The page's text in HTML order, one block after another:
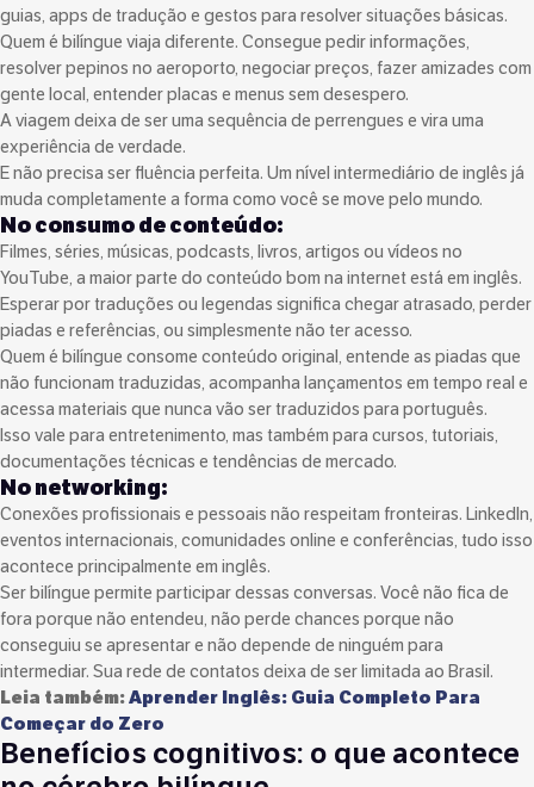
guias, apps de tradução e gestos para resolver situações básicas.
Quem é bilíngue viaja diferente. Consegue pedir informações,
resolver pepinos no aeroporto, negociar preços, fazer amizades com
gente local, entender placas e menus sem desespero.
A viagem deixa de ser uma sequência de perrengues e vira uma
experiência de verdade.
E não precisa ser fluência perfeita. Um nível intermediário de inglês já
muda completamente a forma como você se move pelo mundo.
No consumo de conteúdo:
Filmes, séries, músicas, podcasts, livros, artigos ou vídeos no
YouTube, a maior parte do conteúdo bom na internet está em inglês.
Esperar por traduções ou legendas significa chegar atrasado, perder
piadas e referências, ou simplesmente não ter acesso.
Quem é bilíngue consome conteúdo original, entende as piadas que
não funcionam traduzidas, acompanha lançamentos em tempo real e
acessa materiais que nunca vão ser traduzidos para português.
Isso vale para entretenimento, mas também para cursos, tutoriais,
documentações técnicas e tendências de mercado.
No networking:
Conexões profissionais e pessoais não respeitam fronteiras. LinkedIn,
eventos internacionais, comunidades online e conferências, tudo isso
acontece principalmente em inglês.
Ser bilíngue permite participar dessas conversas. Você não fica de
fora porque não entendeu, não perde chances porque não
conseguiu se apresentar e não depende de ninguém para
intermediar. Sua rede de contatos deixa de ser limitada ao Brasil.
Leia também:Aprender Inglês: Guia Completo Para
Começar do Zero
Benefícios cognitivos: o que acontece